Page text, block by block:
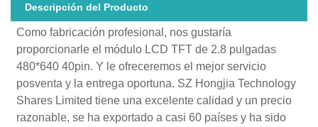
Descripción del Producto
Como fabricación profesional, nos gustaría
proporcionarle el módulo LCD TFT de 2.8 pulgadas
480*640 40pin. Y le ofreceremos el mejor servicio
posventa y la entrega oportuna. SZ Hongjia Technology
Shares Limited tiene una excelente calidad y un precio
razonable, se ha exportado a casi 60 países y ha sido